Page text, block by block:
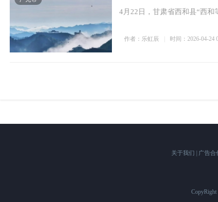
4月22日，甘肃省西和县“西
作者：乐虹辰 时间：2026-04-24
关于我们 广告